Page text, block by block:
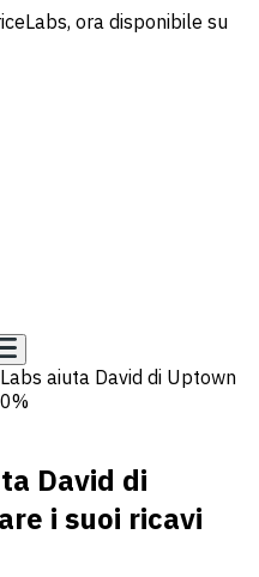
ora disponibile su
aiuta David di Uptown
David di
i suoi ricavi